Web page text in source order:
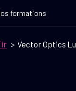
formations
Vector Optics